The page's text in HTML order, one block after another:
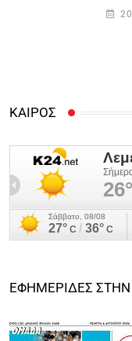
για
ΚΑΙΡΟΣ
ΕΦΗΜΕΡΙΔΕΣ